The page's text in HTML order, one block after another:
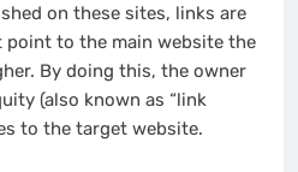
on these sites, links are
to the main website the
By doing this, the owner
(also known as “link
to the target website.